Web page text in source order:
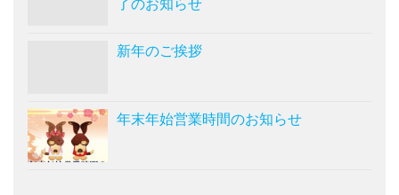
了のお知らせ
新年のご挨拶
年末年始営業時間のお知らせ